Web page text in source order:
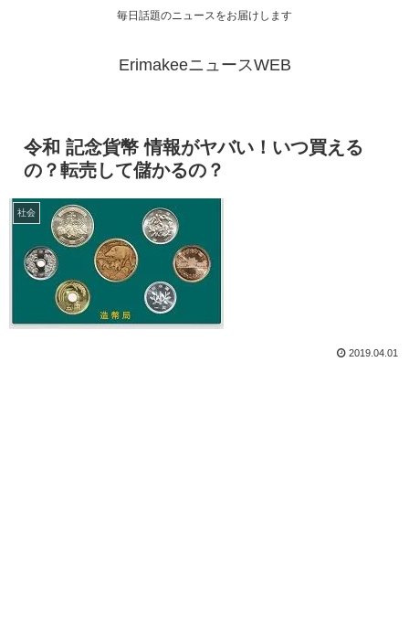
毎日話題のニュースをお届けします
ErimakeeニュースWEB
令和 記念貨幣 情報がヤバい！いつ買える
の？転売して儲かるの？
社会
2019.04.01